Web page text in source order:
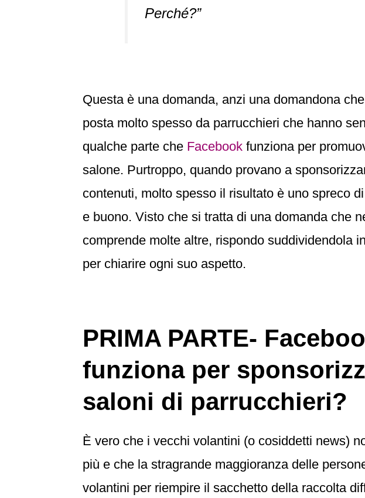
Perché?”
Questa è una domanda, anzi una domandona
posta molto spesso da parrucchieri che hanno
qualche parte che Facebook funziona per
salone. Purtroppo, quando provano a
contenuti, molto spesso il risultato è uno spreco
e buono. Visto che si tratta di una domanda che
comprende molte altre, rispondo suddividendola
per chiarire ogni suo aspetto.
PRIMA PARTE-
funziona per
saloni di parrucchieri?
È vero che i vecchi volantini (o cosiddetti news)
più e che la stragrande maggioranza delle
volantini per riempire il sacchetto della raccolta